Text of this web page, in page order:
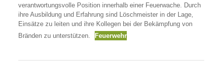
verantwortungsvolle Position innerhalb einer Feuerwache. Durch
ihre Ausbildung und Erfahrung sind Löschmeister in der Lage,
Einsätze zu leiten und ihre Kollegen bei der Bekämpfung von
Bränden zu unterstützen.
Feuerwehr